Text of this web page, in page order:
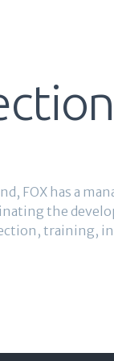
FOX has a
the
training,